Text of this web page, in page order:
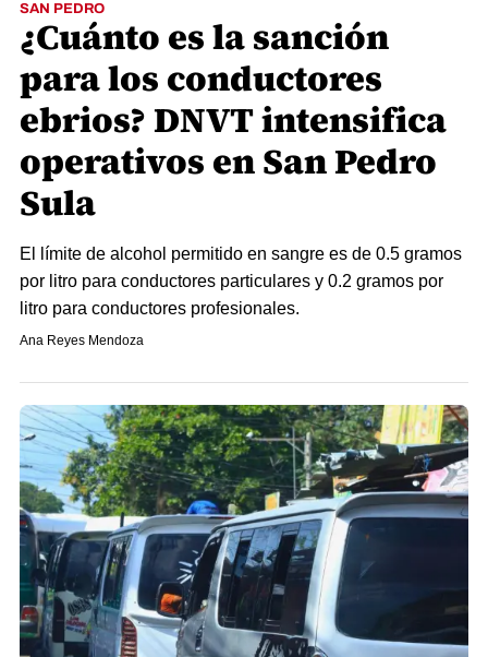
SAN PEDRO
¿Cuánto es la sanción
para los conductores
ebrios? DNVT intensifica
operativos en San Pedro
Sula
El límite de alcohol permitido en sangre es de 0.5 gramos
por litro para conductores particulares y 0.2 gramos por
litro para conductores profesionales.
Ana Reyes Mendoza